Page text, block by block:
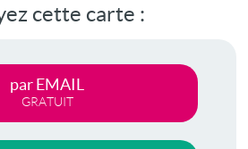
cette carte :
par EMAIL
GRATUIT